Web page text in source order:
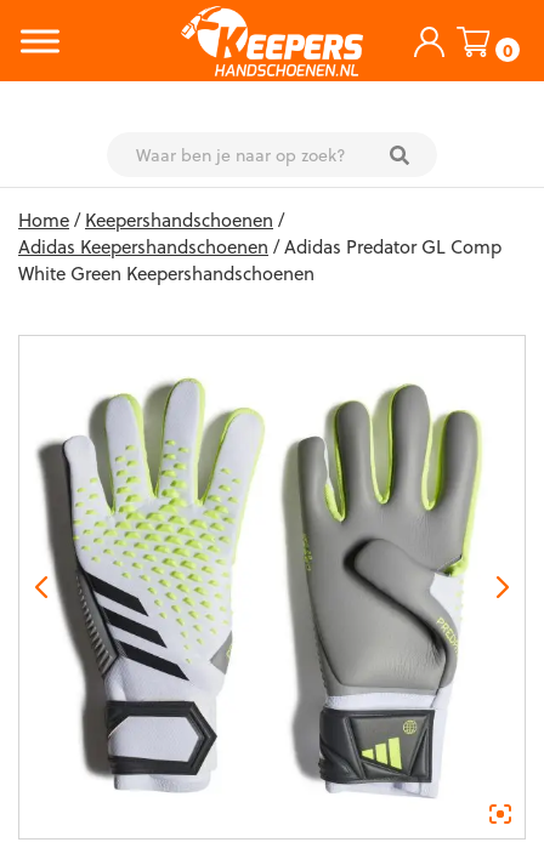
0
content
Home/Keepershandschoenen /
Adidas Keepershandschoenen / Adidas Predator GL Comp
White Green Keepershandschoenen